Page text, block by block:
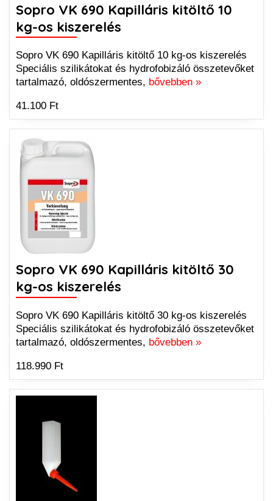
Sopro VK 690 Kapilláris kitöltő 10
kg-os kiszerelés
Sopro VK 690 Kapilláris kitöltő 10 kg-os kiszerelés
Speciális szilikátokat és hydrofobizáló összetevőket
tartalmazó, oldószermentes, bővebben »
41.100 Ft
Sopro VK 690 Kapilláris kitöltő 30
kg-os kiszerelés
Sopro VK 690 Kapilláris kitöltő 30 kg-os kiszerelés
Speciális szilikátokat és hydrofobizáló összetevőket
tartalmazó, oldószermentes, bővebben »
118.990 Ft